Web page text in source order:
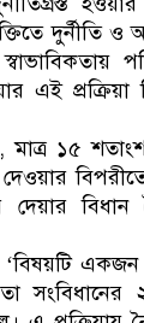
দুর্নীতি
এই
১৫
দেয়ার
একজন
সংবিধানের